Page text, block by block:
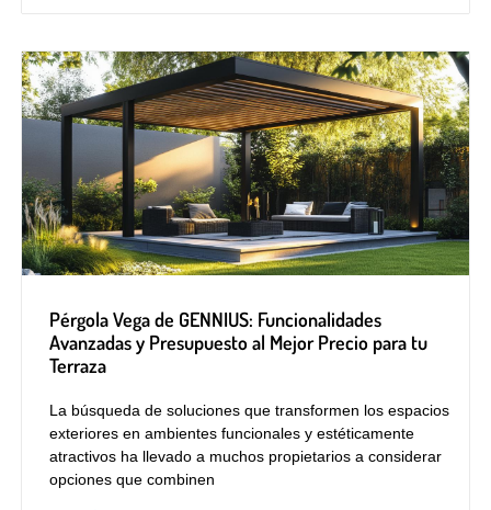
Pérgola Vega de GENNIUS: Funcionalidades
Avanzadas y Presupuesto al Mejor Precio para tu
Terraza
La búsqueda de soluciones que transformen los espacios
exteriores en ambientes funcionales y estéticamente
atractivos ha llevado a muchos propietarios a considerar
opciones que combinen